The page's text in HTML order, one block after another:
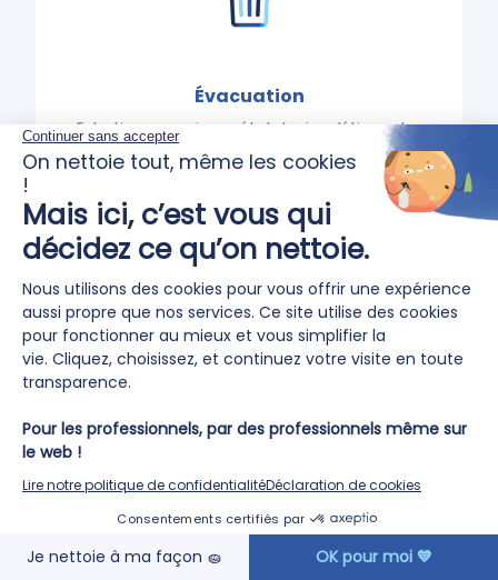
Évacuation
Entretien ou remise en état de signalétique, des
vitres, bardages, menuiseries et dépoussiérage
de structures métalliques.
DÉCOUVRIR
Hôtellerie
Mise à blanc et recouche de chambres ou
appartements.
Entretien des parties communes d’hôtels et